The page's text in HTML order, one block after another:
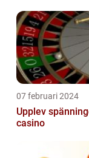
Denna
översikt...
07 februari 2024
Upplev
casino